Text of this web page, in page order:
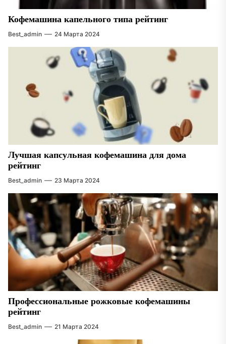
Кофемашина капельного типа рейтинг
Best_admin 24 Марта 2024
Лучшая капсульная кофемашина для дома
рейтинг
Best_admin 23 Марта 2024
Профессиональные рожковые кофемашины
рейтинг
Best_admin 21 Марта 2024